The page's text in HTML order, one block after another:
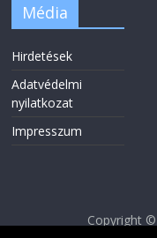
Média
Hirdetések
Adatvédelmi
nyilatkozat
Impresszum
Copyright